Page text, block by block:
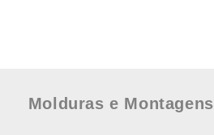
Molduras e Montagens